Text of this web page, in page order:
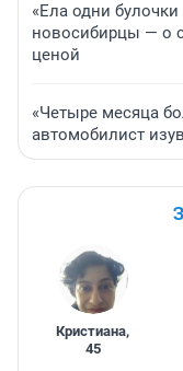
«Ела одни
новосибирцы — о
ценой
«Четыре месяца
автомобилист
Кристиана,
45